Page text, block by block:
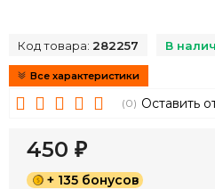
Код товара: 282257 В
Все характеристики
(0) Оставить
450 ₽
+ 135 бонусов